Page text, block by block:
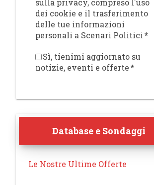
sulla privacy, compreso l'uso
dei cookie e il trasferimento
delle tue informazioni
personali a Scenari Politici*
Sì, tienimi aggiornato su
notizie, eventi e offerte*
Database e Sondaggi
Le Nostre Ultime Offerte